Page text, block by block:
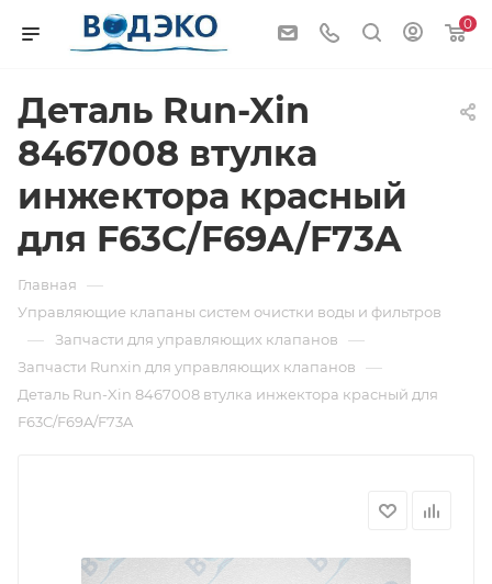
0
Деталь Run-Xin
8467008 втулка
инжектора красный
для F63C/F69A/F73A
Главная —
Управляющие клапаны систем очистки воды и фильтров
— Запчасти для управляющих клапанов —
Запчасти Runxin для управляющих клапанов —
Деталь Run-Xin 8467008 втулка инжектора красный для
F63C/F69A/F73A